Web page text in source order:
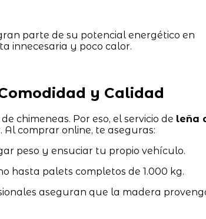
parte de su potencial energético en
innecesaria y poco calor.
y Calidad
chimeneas. Por eso, el servicio de leña
comprar online, te aseguras:
peso y ensuciar tu propio vehículo.
hasta palets completos de 1.000 kg.
aseguran que la madera